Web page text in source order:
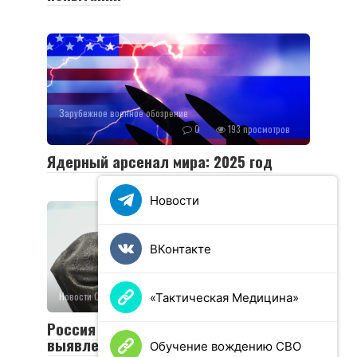
Зарубежное военное обозрение
0
193 просмотров
Ядерный арсенал мира: 2025 год
Новости СВО 0 67 просмотров
Россия разработала технологию для
выявления дронов Украины
Новости
ВКонтакте
«Тактическая Медицина»
Обучение вождению СВО